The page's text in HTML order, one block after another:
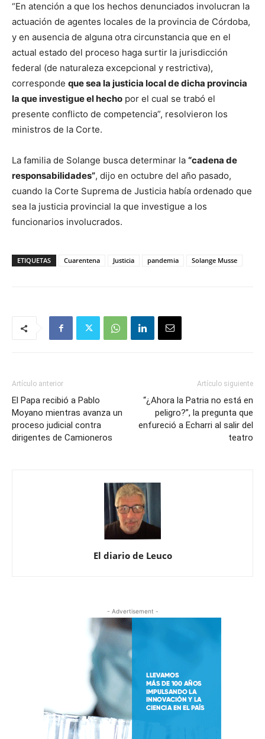
“En atención a que los hechos denunciados involucran la
actuación de agentes locales de la provincia de Córdoba,
y en ausencia de alguna otra circunstancia que en el
actual estado del proceso haga surtir la jurisdicción
federal (de naturaleza excepcional y restrictiva),
corresponde que sea la justicia local de dicha provincia
la que investigue el hecho por el cual se trabó el
presente conflicto de competencia”, resolvieron los
ministros de la Corte.
La familia de Solange busca determinar la “cadena de
responsabilidades”, dijo en octubre del año pasado,
cuando la Corte Suprema de Justicia había ordenado que
sea la justicia provincial la que investigue a los
funcionarios involucrados.
ETIQUETAS Cuarentena Justicia pandemia Solange Musse
Artículo anterior
El Papa recibió a Pablo
Moyano mientras avanza un
proceso judicial contra
dirigentes de Camioneros
Artículo siguiente
“¿Ahora la Patria no está en
peligro?”, la pregunta que
enfureció a Echarri al salir del
teatro
El diario de Leuco
- Advertisement -